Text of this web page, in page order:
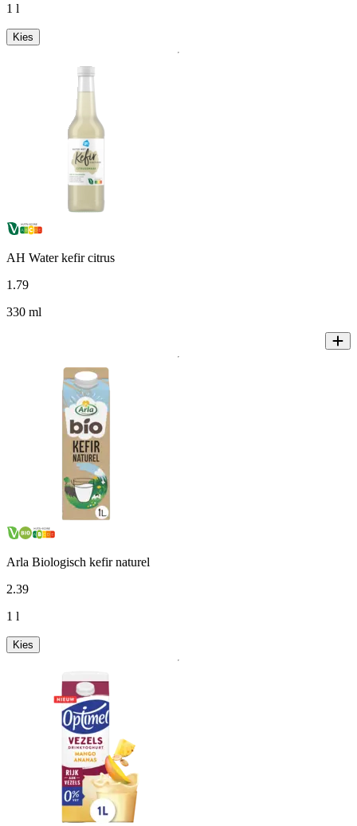
1 l
Kies
AH Water kefir citrus
1 .79
330 ml
Arla Biologisch kefir naturel
2.39
1 l
Kies